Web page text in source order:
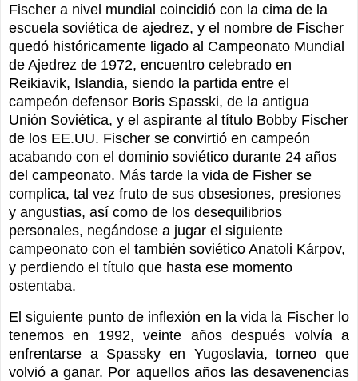
Fischer a nivel mundial coincidió con la cima de la
escuela soviética de ajedrez, y el nombre de Fischer
quedó históricamente ligado al Campeonato Mundial
de Ajedrez de 1972, encuentro celebrado en
Reikiavik, Islandia, siendo la partida entre el
campeón defensor Boris Spasski, de la antigua
Unión Soviética, y el aspirante al título Bobby Fischer
de los EE.UU. Fischer se convirtió en campeón
acabando con el dominio soviético durante 24 años
del campeonato. Más tarde la vida de Fisher se
complica, tal vez fruto de sus obsesiones, presiones
y angustias, así como de los desequilibrios
personales, negándose a jugar el siguiente
campeonato con el también soviético Anatoli Kárpov,
y perdiendo el título que hasta ese momento
ostentaba.
El siguiente punto de inflexión en la vida la Fischer lo
tenemos en 1992, veinte años después volvía a
enfrentarse a Spassky en Yugoslavia, torneo que
volvió a ganar. Por aquellos años las desavenencias